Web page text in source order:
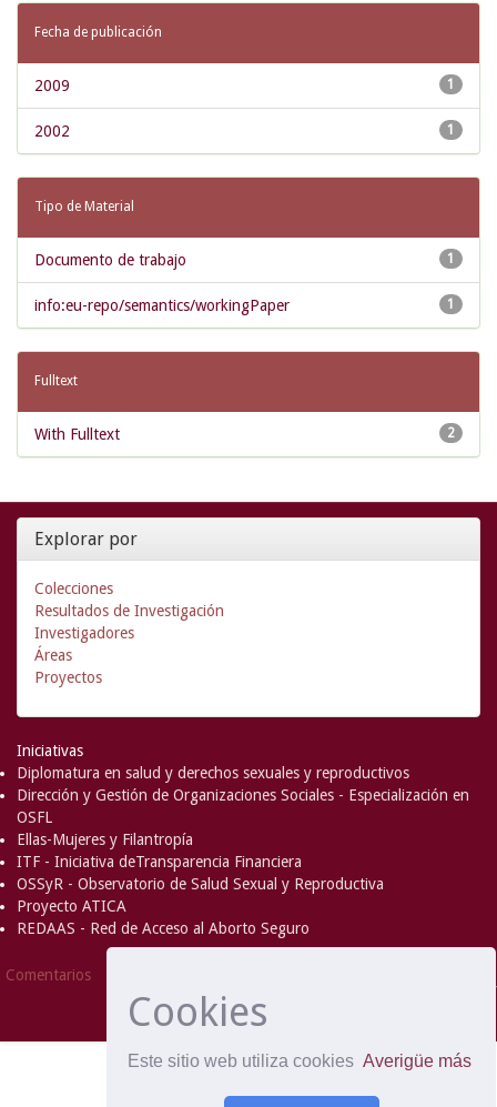
Cookies
Este sitio web utiliza cookies Averigüe más
Fecha de publicación
1
2009
1
2002
Tipo de Material
1
Documento de trabajo
1
info:eu-repo/semantics/workingPaper
Fulltext
2
With Fulltext
Explorar por
Colecciones
Resultados de Investigación
Investigadores
Áreas
Proyectos
Iniciativas
Diplomatura en salud y derechos sexuales y reproductivos
Dirección y Gestión de Organizaciones Sociales - Especialización en
OSFL
Ellas-Mujeres y Filantropía
ITF - Iniciativa deTransparencia Financiera
OSSyR - Observatorio de Salud Sexual y Reproductiva
Proyecto ATICA
REDAAS - Red de Acceso al Aborto Seguro
Comentarios
- Extensión mantenida y
optimizado por